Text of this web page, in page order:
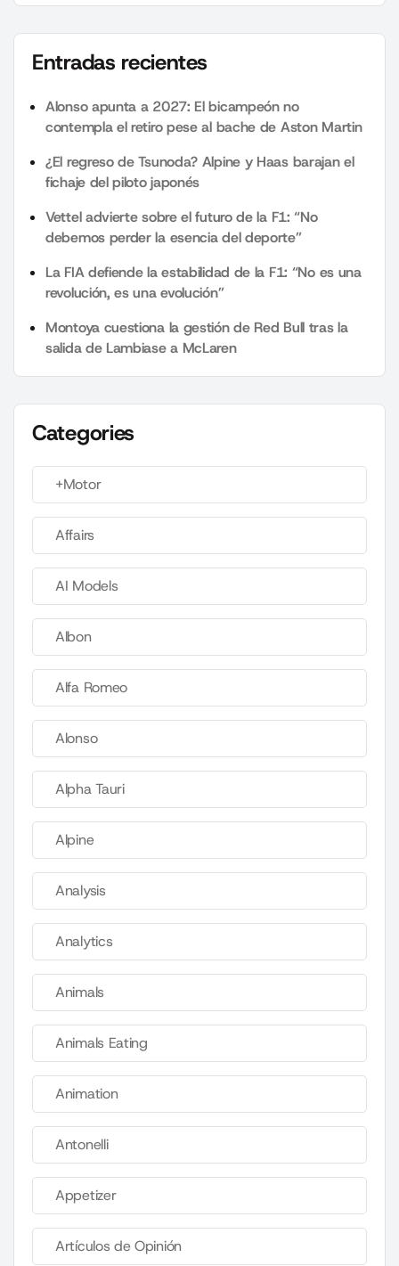
Entradas recientes
Alonso apunta a 2027: El bicampeón no
contempla el retiro pese al bache de Aston Martin
¿El regreso de Tsunoda? Alpine y Haas barajan el
fichaje del piloto japonés
Vettel advierte sobre el futuro de la F1: “No
debemos perder la esencia del deporte”
La FIA defiende la estabilidad de la F1: “No es una
revolución, es una evolución”
Montoya cuestiona la gestión de Red Bull tras la
salida de Lambiase a McLaren
Categories
+Motor
Affairs
AI Models
Albon
Alfa Romeo
Alonso
Alpha Tauri
Alpine
Analysis
Analytics
Animals
Animals Eating
Animation
Antonelli
Appetizer
Artículos de Opinión